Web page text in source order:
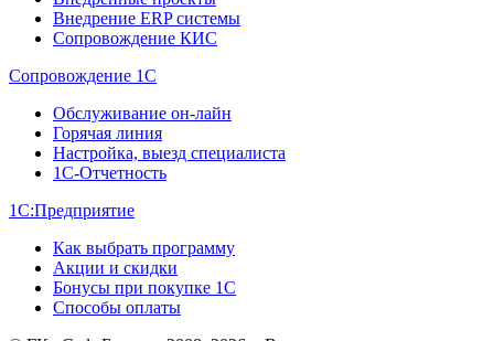
Внедрение ERP системы
Сопровождение КИС
Сопровождение 1С
Обслуживание он-лайн
Горячая линия
Настройка, выезд специалиста
1С-Отчетность
1С:Предприятие
Как выбрать программу
Акции и скидки
Бонусы при покупке 1С
Способы оплаты